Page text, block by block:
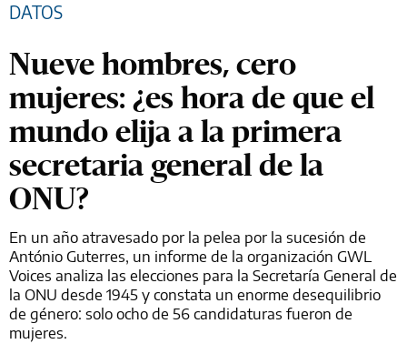
DATOS
Nueve hombres, cero
mujeres: ¿es hora de que el
mundo elija a la primera
secretaria general de la
ONU?
En un año atravesado por la pelea por la sucesión de
António Guterres, un informe de la organización GWL
Voices analiza las elecciones para la Secretaría General de
la ONU desde 1945 y constata un enorme desequilibrio
de género: solo ocho de 56 candidaturas fueron de
mujeres.